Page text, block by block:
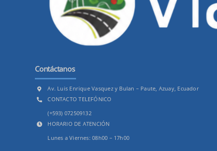
Contáctanos
Av. Luis Enrique Vasquez y Bulan – Paute, Azuay, Ecuador
CONTACTO TELEFÓNICO
(+593) 072509132
HORARIO DE ATENCIÓN
Lunes a Viernes: 08h00 – 17h00